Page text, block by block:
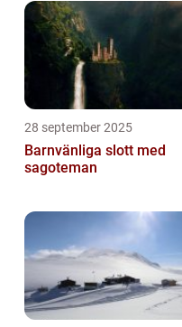
28 september 2025
Barnvänliga slott med
sagoteman